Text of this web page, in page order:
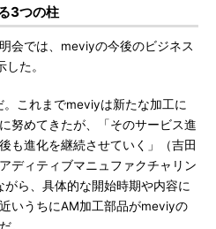
3つの柱
会では、meviyの今後のビジネス
た。
これまでmeviyは新たな加工に
努めてきたが、「そのサービス進
も進化を継続させていく」（吉田
ディティブマニュファクチャリン
ら、具体的な開始時期や内容に
いうちにAM加工部品がmeviyの